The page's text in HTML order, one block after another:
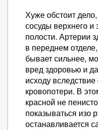
Хуже обстоит
сосуды верхнего и
полости. Артерии
в переднем
бывает сильнее,
вред здоровью и
исходу
кровопотери. В
красной не
показываться изо
останавливается